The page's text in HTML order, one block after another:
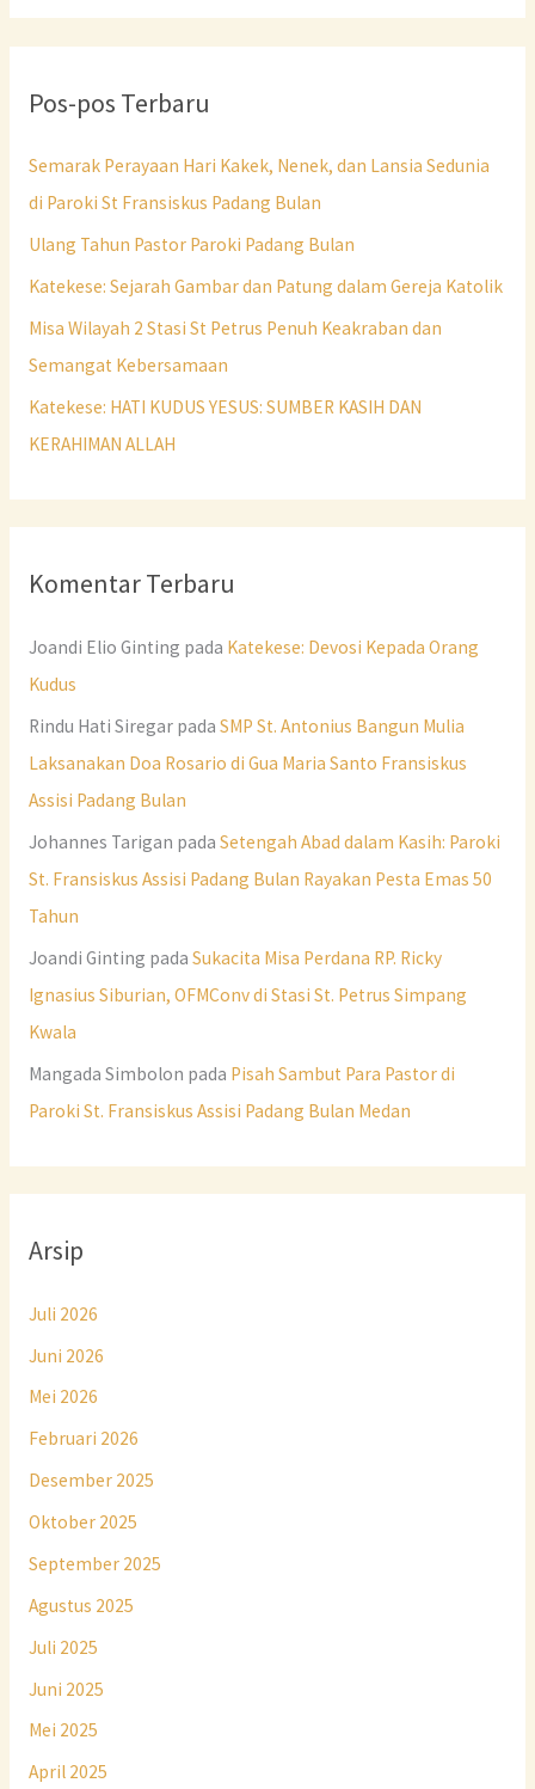
Pos-pos Terbaru
Semarak Perayaan Hari Kakek, Nenek, dan Lansia Sedunia
di Paroki St Fransiskus Padang Bulan
Ulang Tahun Pastor Paroki Padang Bulan
Katekese: Sejarah Gambar dan Patung dalam Gereja Katolik
Misa Wilayah 2 Stasi St Petrus Penuh Keakraban dan
Semangat Kebersamaan
Katekese: HATI KUDUS YESUS: SUMBER KASIH DAN
KERAHIMAN ALLAH
Komentar Terbaru
Joandi Elio Ginting pada Katekese: Devosi Kepada Orang
Kudus
Rindu Hati Siregarpada SMP St. Antonius Bangun Mulia
Laksanakan Doa Rosario di Gua Maria Santo Fransiskus
Assisi Padang Bulan
Johannes Tarigan pada Setengah Abad dalam Kasih: Paroki
St. Fransiskus Assisi Padang Bulan Rayakan Pesta Emas 50
Tahun
Joandi Ginting pada Sukacita Misa Perdana RP. Ricky
Ignasius Siburian, OFMConv di Stasi St. Petrus Simpang
Kwala
Mangada Simbolon pada Pisah Sambut Para Pastor di
Paroki St. Fransiskus Assisi Padang Bulan Medan
Arsip
Juli 2026
Juni 2026
Mei 2026
Februari 2026
Desember 2025
Oktober 2025
September 2025
Agustus 2025
Juli 2025
Juni 2025
Mei 2025
April 2025